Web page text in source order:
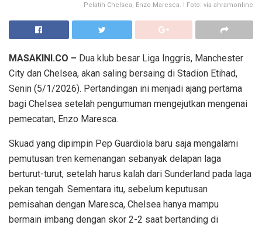
Pelatih Chelsea, Enzo Maresca. I Foto: via ahramonline
MASAKINI.CO – Dua klub besar Liga Inggris, Manchester
City dan Chelsea, akan saling bersaing di Stadion Etihad,
Senin (5/1/2026). Pertandingan ini menjadi ajang pertama
bagi Chelsea setelah pengumuman mengejutkan mengenai
pemecatan, Enzo Maresca.
Skuad yang dipimpin Pep Guardiola baru saja mengalami
pemutusan tren kemenangan sebanyak delapan laga
berturut-turut, setelah harus kalah dari Sunderland pada laga
pekan tengah. Sementara itu, sebelum keputusan
pemisahan dengan Maresca, Chelsea hanya mampu
bermain imbang dengan skor 2-2 saat bertanding di